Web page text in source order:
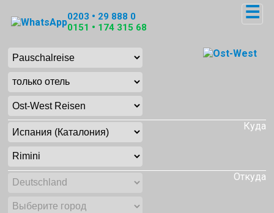
0203 • 29 888 0
0151 • 174 315 68
☰
Куда
Откуда